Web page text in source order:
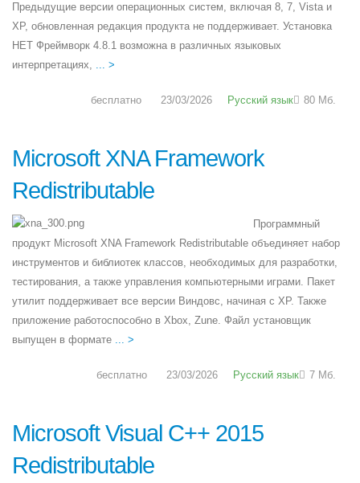
Предыдущие версии операционных систем, включая 8, 7, Vista и
XP, обновленная редакция продукта не поддерживает. Установка
НЕТ Фреймворк 4.8.1 возможна в различных языковых
интерпретациях, ... >
бесплатно 23/03/2026 Русский язык 80 Мб.
Microsoft XNA Framework
Redistributable
Программный
продукт Microsoft XNA Framework Redistributable объединяет набор
инструментов и библиотек классов, необходимых для разработки,
тестирования, а также управления компьютерными играми. Пакет
утилит поддерживает все версии Виндовс, начиная с XP. Также
приложение работоспособно в Xbox, Zune. Файл установщик
выпущен в формате ... >
бесплатно 23/03/2026 Русский язык 7 Мб.
Microsoft Visual C++ 2015
Redistributable